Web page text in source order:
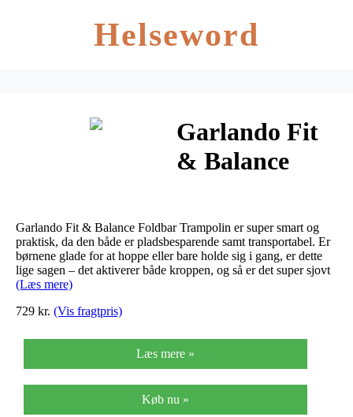
Helseword
Garlando Fit
& Balance
Trampolin –
122 cm
Garlando Fit & Balance Foldbar Trampolin er super smart og
praktisk, da den både er pladsbesparende samt transportabel. Er
børnene glade for at hoppe eller bare holde sig i gang, er dette
lige sagen – det aktiverer både kroppen, og så er det super sjovt
(Læs mere)
729 kr. (Vis fragtpris)
Læs mere »
Køb nu »